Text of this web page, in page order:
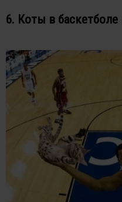
6. Коты в баскетболе